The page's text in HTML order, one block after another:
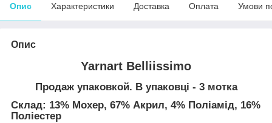
Опис Характеристики Доставка Оплата Умови
Опис
Yarnart Belliissimo
Продаж упаковкой. В упаковці - 3 мотка
Склад: 13% Мохер, 67% Акрил, 4% Поліамід, 16%
Поліестер